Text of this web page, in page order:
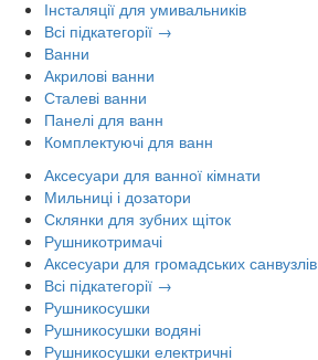
Інсталяції для умивальників
Всі підкатегорії →
Ванни
Акрилові ванни
Сталеві ванни
Панелі для ванн
Комплектуючі для ванн
Аксесуари для ванної кімнати
Мильниці і дозатори
Склянки для зубних щіток
Рушникотримачі
Аксесуари для громадських санвузлів
Всі підкатегорії →
Рушникосушки
Рушникосушки водяні
Рушникосушки електричні